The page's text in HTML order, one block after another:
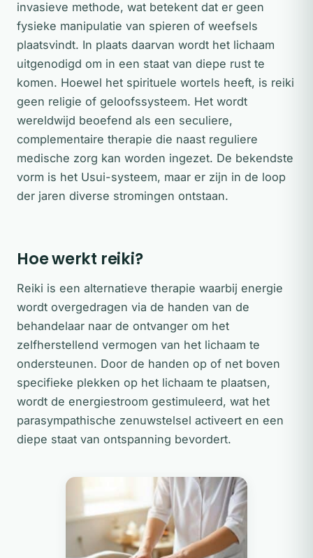
invasieve methode, wat betekent dat er geen
fysieke manipulatie van spieren of weefsels
plaatsvindt. In plaats daarvan wordt het lichaam
uitgenodigd om in een staat van diepe rust te
komen. Hoewel het spirituele wortels heeft, is reiki
geen religie of geloofssysteem. Het wordt
wereldwijd beoefend als een seculiere,
complementaire therapie die naast reguliere
medische zorg kan worden ingezet. De bekendste
vorm is het Usui-systeem, maar er zijn in de loop
der jaren diverse stromingen ontstaan.
Hoe werkt reiki?
Reiki is een alternatieve therapie waarbij energie
wordt overgedragen via de handen van de
behandelaar naar de ontvanger om het
zelfherstellend vermogen van het lichaam te
ondersteunen. Door de handen op of net boven
specifieke plekken op het lichaam te plaatsen,
wordt de energiestroom gestimuleerd, wat het
parasympathische zenuwstelsel activeert en een
diepe staat van ontspanning bevordert.